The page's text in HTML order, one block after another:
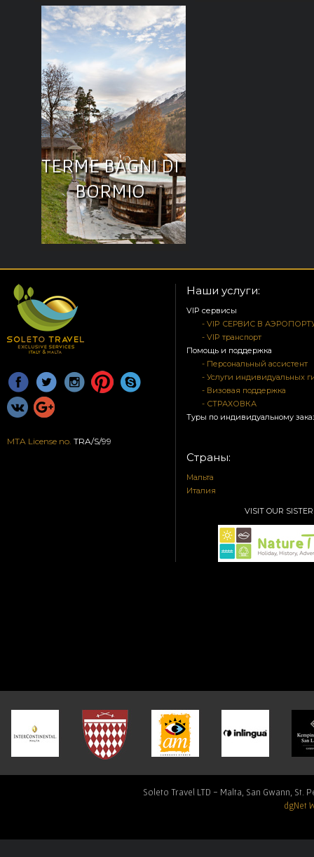
TERME BAGNI DI
BORMIO
MTA License no. TRA/S/99
Наши услуги:
VIP сервисы
- VIP СЕРВИС В
- VIP транспорт
Помощь и поддержка
- Персональный ассистент
- Услуги индивидуальных
- Визовая поддержка
- СТРАХОВКА
Туры по индивидуальному
Страны:
Мальта
Италия
VISIT OUR
Soleto Travel LTD - Malta, San Gwann, St.
dgNet